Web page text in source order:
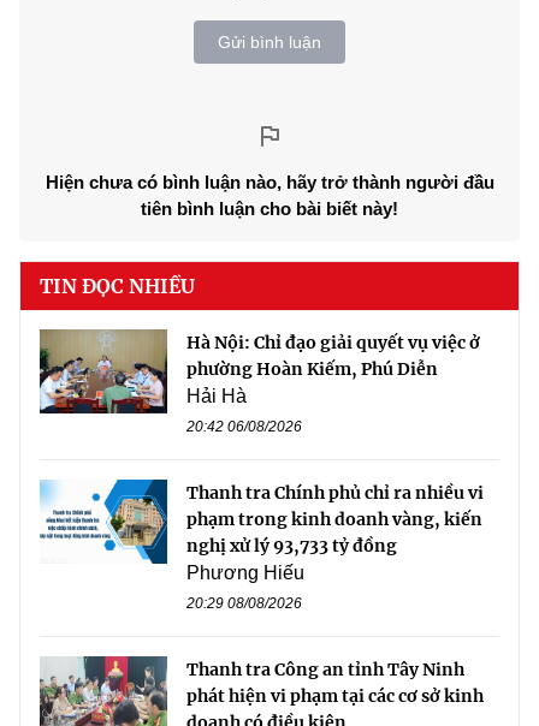
Gửi bình luận
Hiện chưa có bình luận nào, hãy trở thành người đầu
tiên bình luận cho bài biết này!
TIN ĐỌC NHIỀU
Hà Nội: Chỉ đạo giải quyết vụ việc ở
phường Hoàn Kiếm, Phú Diễn
Hải Hà
20:42 06/08/2026
Thanh tra Chính phủ chỉ ra nhiều vi
phạm trong kinh doanh vàng, kiến
nghị xử lý 93,733 tỷ đồng
Phương Hiếu
20:29 08/08/2026
Thanh tra Công an tỉnh Tây Ninh
phát hiện vi phạm tại các cơ sở kinh